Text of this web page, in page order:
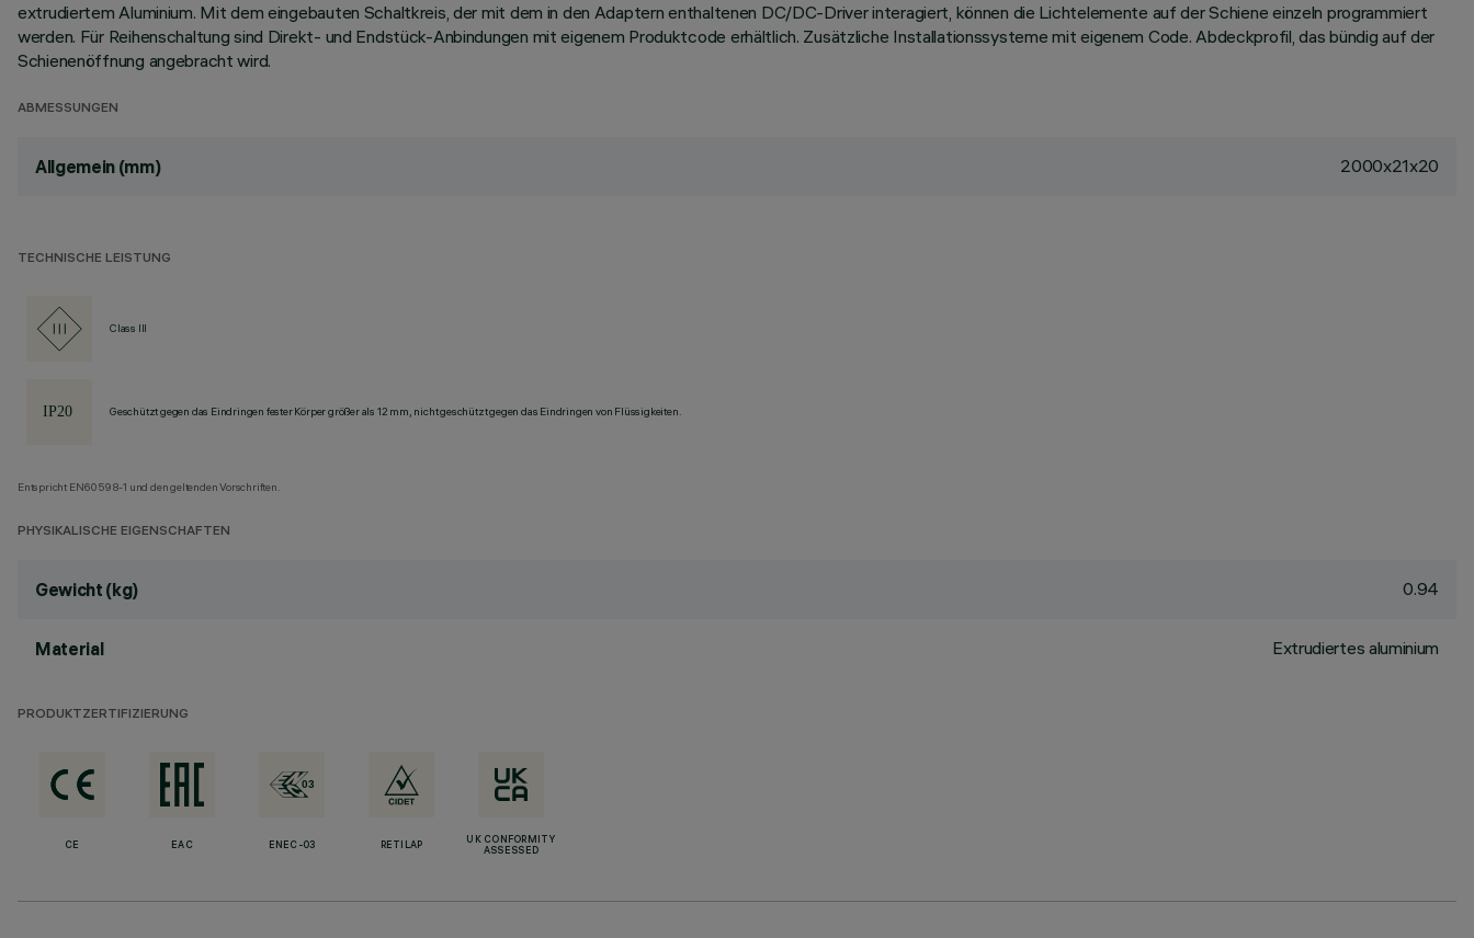
extrudiertem Aluminium. Mit dem eingebauten Schaltkreis, der mit dem in den Adaptern enthaltenen DC/DC-Driver interagiert, können die Lichtelemente auf der Schiene einzeln programmiert
werden. Für Reihenschaltung sind Direkt- und Endstück-Anbindungen mit eigenem Produktcode erhältlich. Zusätzliche Installationssysteme mit eigenem Code. Abdeckprofil, das bündig auf der
Schienenöffnung angebracht wird.
ABMESSUNGEN
Allgemein (mm) 2000x21x20
TECHNISCHE LEISTUNG
Class III
Geschützt gegen das Eindringen fester Körper größer als 12 mm, nicht geschützt gegen das Eindringen von Flüssigkeiten.
Entspricht EN60598-1 und den geltenden Vorschriften.
PHYSIKALISCHE EIGENSCHAFTEN
Gewicht (kg) 0.94
Material Extrudiertes aluminium
PRODUKTZERTIFIZIERUNG
CE EAC ENEC-03 RETILAP
UK CONFORMITY
ASSESSED